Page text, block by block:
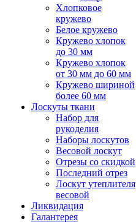
Хлопковое
кружево
Белое кружево
Кружево хлопок
до 30 мм
Кружево хлопок
от 30 мм до 60 мм
Кружево шириной
более 60 мм
Лоскуты ткани
Набор для
рукоделия
Наборы лоскутов
Весовой лоскут
Отрезы со скидкой
Последний отрез
Лоскут утеплителя
весовой
Ликвидация
Галантерея